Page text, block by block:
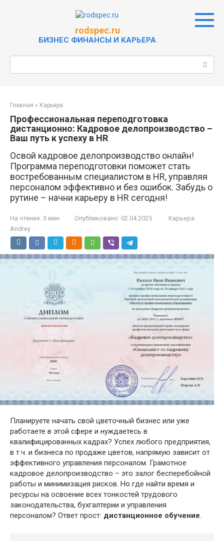
rodspec.ru
БИЗНЕС ФИНАНСЫ И КАРЬЕРА
Главная » Карьера
Профессиональная переподготовка
дистанционно: Кадровое делопроизводство –
Ваш путь к успеху в HR
Освой кадровое делопроизводство онлайн!
Программа переподготовки поможет стать
востребованным специалистом в HR, управляя
персоналом эффективно и без ошибок. Забудь о
рутине – начни карьеру в HR сегодня!
На чтение: 3 мин Опубликовано: 02.04.2025
Карьера
Andrey
Планируете начать свой цветочный бизнес или уже
работаете в этой сфере и нуждаетесь в
квалифицированных кадрах? Успех любого предприятия,
в т.ч. и бизнеса по продаже цветов, напрямую зависит от
эффективного управления персоналом. Грамотное
кадровое делопроизводство – это залог бесперебойной
работы и минимизация рисков. Но где найти время и
ресурсы на освоение всех тонкостей трудового
законодательства, бухгалтерии и управления
персоналом? Ответ прост: дистанционное обучение.